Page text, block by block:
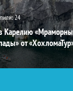
24
Карелию
от